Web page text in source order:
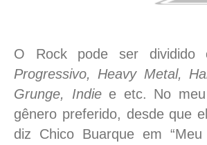
O Rock pode ser dividido
Progressivo, Heavy Metal,
Grunge, Indiee etc. No meu
gênero preferido, desde que
diz Chico Buarque em